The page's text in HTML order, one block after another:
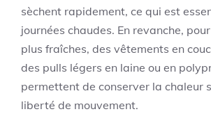
sèchent rapidement, ce qui est
journées chaudes. En revanche,
plus fraîches, des vêtements en
des pulls légers en laine ou en
permettent de conserver la chaleur
liberté de mouvement.